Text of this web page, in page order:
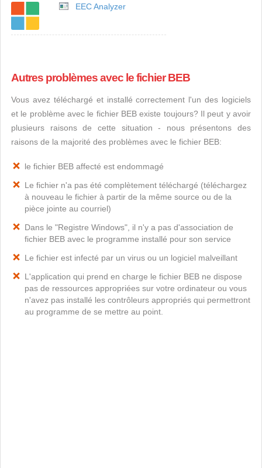
EEC Analyzer
Autres problèmes avec le fichier BEB
Vous avez téléchargé et installé correctement l'un des logiciels
et le problème avec le fichier BEB existe toujours? Il peut y avoir
plusieurs raisons de cette situation - nous présentons des
raisons de la majorité des problèmes avec le fichier BEB:
le fichier BEB affecté est endommagé
Le fichier n'a pas été complètement téléchargé (téléchargez
à nouveau le fichier à partir de la même source ou de la
pièce jointe au courriel)
Dans le "Registre Windows", il n'y a pas d'association de
fichier BEB avec le programme installé pour son service
Le fichier est infecté par un virus ou un logiciel malveillant
L'application qui prend en charge le fichier BEB ne dispose
pas de ressources appropriées sur votre ordinateur ou vous
n'avez pas installé les contrôleurs appropriés qui permettront
au programme de se mettre au point.